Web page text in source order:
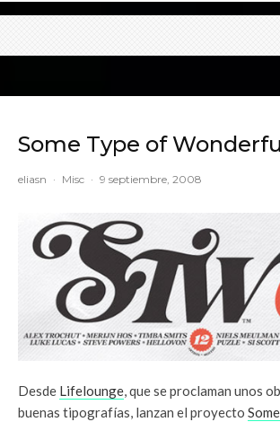
Some Type of
eliasn · Misc · 9 septiembre, 2008
Desde Lifelounge, que se proclaman unos
buenas tipografías, lanzan el proyecto